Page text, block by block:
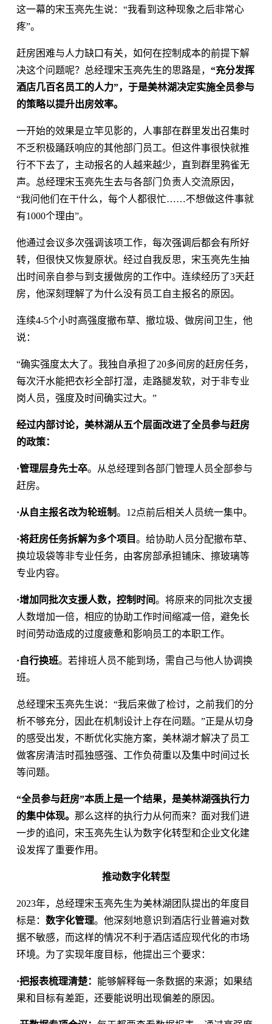
这一幕的宋玉亮先生说：“我看到这种现象之后非常心
疼”。
赶房困难与人力缺口有关，如何在控制成本的前提下解
决这个问题呢？总经理宋玉亮先生的思路是， “充分发挥
酒店几百名员工的人力”，于是美林湖决定实施全员参与
的策略以提升出房效率。
一开始的效果是立竿见影的，人事部在群里发出召集时
不乏积极踊跃响应的其他部门员工。但这件事很快就推
行不下去了，主动报名的人越来越少，直到群里鸦雀无
声。总经理宋玉亮先生去与各部门负责人交流原因，
“我问他们在干什么，每个人都很忙……不想做这件事就
有1000个理由”。
他通过会议多次强调该项工作，每次强调后都会有所好
转，但很快又恢复原状。经过自我反思，宋玉亮先生抽
出时间亲自参与到支援做房的工作中。连续经历了3天赶
房，他深刻理解了为什么没有员工自主报名的原因。
连续4-5个小时高强度撤布草、撤垃圾、做房间卫生，他
说：
“确实强度太大了。我独自承担了20多间房的赶房任务，
每次汗水能把衣衫全部打湿，走路腿发软，对于非专业
岗人员，强度及时间确实过大。”
经过内部讨论，美林湖从五个层面改进了全员参与赶房
的政策：
·管理层身先士卒。从总经理到各部门管理人员全部参与
赶房。
·从自主报名改为轮班制。12点前后相关人员统一集中。
·将赶房任务拆解为多个项目。给协助人员分配撤布草、
换垃圾袋等非专业任务，由客房部承担铺床、擦玻璃等
专业内容。
·增加同批次支援人数，控制时间。将原来的同批次支援
人数增加一倍，相应的协助工作时间缩减一倍，避免长
时间劳动造成的过度疲惫和影响员工的本职工作。
· 自行换班。若排班人员不能到场，需自己与他人协调换
班。
总经理宋玉亮先生说：“我后来做了检讨，之前我们的分
析不够充分，因此在机制设计上存在问题。”正是从切身
的感受出发，不断优化实施方案，美林湖才解决了员工
做客房清洁时孤独感强、工作负荷重以及集中时间过长
等问题。
“全员参与赶房”本质上是一个结果，是美林湖强执行力
的集中体现。 那么这样的执行力从何而来？面对我们进
一步的追问，宋玉亮先生认为数字化转型和企业文化建
设发挥了重要作用。
推动数字化转型
2023年，总经理宋玉亮先生为美林湖团队提出的年度目
标是： 数字化管理。他深刻地意识到酒店行业普遍对数
据不敏感，而这样的情况不利于酒店适应现代化的市场
环境。为了实现年度目标，他提出三个要求：
·把报表梳理清楚： 能够解释每一条数据的来源；如果结
果和目标有差距，还要能说明出现偏差的原因。